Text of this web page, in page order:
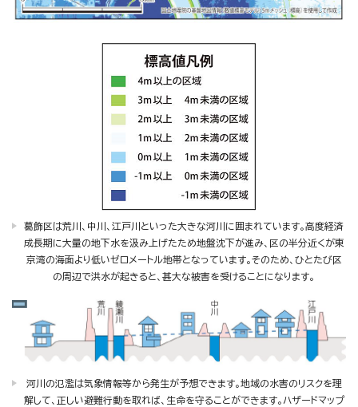
葛飾区は荒川、中川、江戸川といった大きな河川に囲まれています。高度経済
成長期に大量の地下水を汲み上げたため地盤沈下が進み、区の半分近くが東
京湾の海面より低いゼロメートル地帯となっています。そのため、ひとたび区
の周辺で洪水が起きると、甚大な被害を受けることになります。
河川の氾濫は気象情報等から発生が予想できます。地域の水害のリスクを理
解して、正しい避難行動を取れば、生命を守ることができます。ハザードマップ